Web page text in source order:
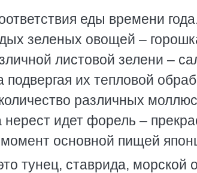
еды времени
зеленых овощей –
листовой зелени –
их тепловой
различных
идет форель –
основной пищей
тунец, ставрида, морской